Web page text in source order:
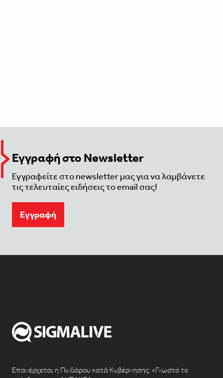
Εγγραφή στο Newsletter
Εγγραφείτε στο newsletter μας για να λαμβάνετε
τις τελευταίες ειδήσεις το email σας!
Eγγραφή
Επανέρχεται η Πινδάρου κατά Κυβέρνησης: «Γνωστό το